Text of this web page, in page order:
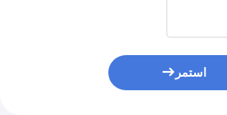
استمر